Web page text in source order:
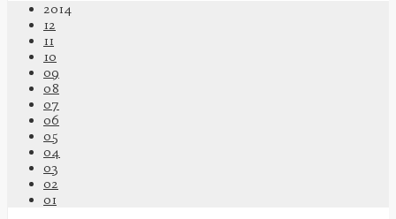
2014
12
11
10
09
08
07
06
05
04
03
02
01